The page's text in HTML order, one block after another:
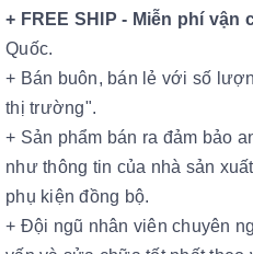
+ FREE SHIP - Miễn phí vận
Quốc.
+ Bán buôn, bán lẻ với số
thị trường".
+ Sản phẩm bán ra đảm bảo
như thông tin của nhà sản
phụ kiện đồng bộ.
+ Đội ngũ nhân viên chuyên